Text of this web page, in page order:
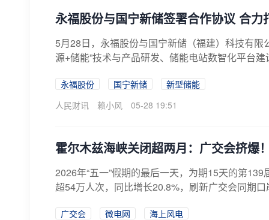
永福股份与国宁新储签署合作协议 合
5月28日，永福股份与国宁新储（福建）科技有限
源+储能”技术与产品研发、储能电站数智化平台
永福股份 国宁新储
新型储能
人民财讯
赖小风 05-28 19:51
霍尔木兹海峡关闭超两月：广交会挤爆
2026年“五一”假期的最后一天，为期15天的第
超54万人次，同比增长20.8%，刷新广交会同期
广交会 微电网
海上风电